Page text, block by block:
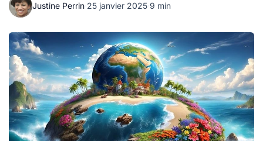
Justine Perrin·25 janvier 2025·9 min